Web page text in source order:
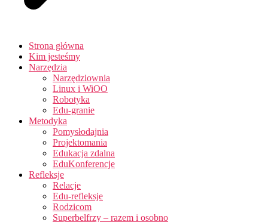
Strona główna
Kim jesteśmy
Narzędzia
Narzędziownia
Linux i WiOO
Robotyka
Edu-granie
Metodyka
Pomysłodajnia
Projektomania
Edukacja zdalna
EduKonferencje
Refleksje
Relacje
Edu-refleksje
Rodzicom
Superbelfrzy – razem i osobno